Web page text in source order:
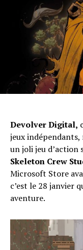
Devolver Digital,
jeux
un joli jeu d’action
Skeleton Crew
Microsoft Store
c’est le 28 janvier
aventure.